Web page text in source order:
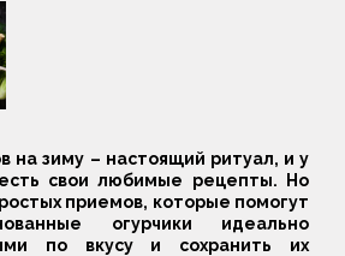
на зиму – настоящий ритуал, и у
свои любимые рецепты.
Но
приемов, которые помогут
огурчики идеально
по вкусу и сохранить их